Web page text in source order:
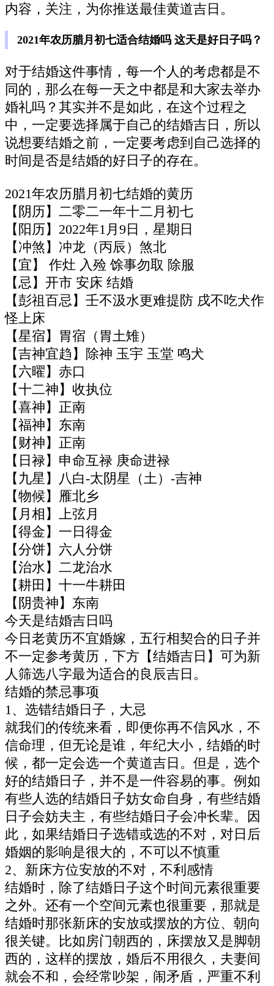
内容，关注，为你推送最佳黄道吉日。
2021年农历腊月初七适合结婚吗 这天是好日子吗？
对于结婚这件事情，每一个人的考虑都是不
同的，那么在每一天之中都是和大家去举办
婚礼吗？其实并不是如此，在这个过程之
中，一定要选择属于自己的结婚吉日，所以
说想要结婚之前，一定要考虑到自己选择的
时间是否是结婚的好日子的存在。
2021年农历腊月初七结婚的黄历
【阴历】二零二一年十二月初七
【阳历】2022年1月9日，星期日
【冲煞】冲龙（丙辰）煞北
【宜】 作灶 入殓 馀事勿取 除服
【忌】开市 安床 结婚
【彭祖百忌】壬不汲水更难提防 戌不吃犬作
怪上床
【星宿】胃宿（胃土雉）
【吉神宜趋】除神 玉宇 玉堂 鸣犬
【六曜】赤口
【十二神】收执位
【喜神】正南
【福神】东南
【财神】正南
【日禄】申命互禄 庚命进禄
【九星】八白-太阴星（土）-吉神
【物候】雁北乡
【月相】上弦月
【得金】一日得金
【分饼】六人分饼
【治水】二龙治水
【耕田】十一牛耕田
【阴贵神】东南
今天是结婚吉日吗
今日老黄历不宜婚嫁，五行相契合的日子并
不一定参考黄历，下方【结婚吉日】可为新
人筛选八字最为适合的良辰吉日。
结婚的禁忌事项
1、选错结婚日子，大忌
就我们的传统来看，即便你再不信风水，不
信命理，但无论是谁，年纪大小，结婚的时
候，都一定会选一个黄道吉日。但是，选个
好的结婚日子，并不是一件容易的事。例如
有些人选的结婚日子妨女命自身，有些结婚
日子会妨夫主，有些结婚日子会冲长辈。因
此，如果结婚日子选错或选的不对，对日后
婚姻的影响是很大的，不可以不慎重
2、新床方位安放的不对，不利感情
结婚时，除了结婚日子这个时间元素很重要
之外。还有一个空间元素也很重要，那就是
结婚时那张新床的安放或摆放的方位、朝向
很关键。比如房门朝西的，床摆放又是脚朝
西的，这样的摆放，婚后不用很久，夫妻间
就会不和，会经常吵架，闹矛盾，严重不利